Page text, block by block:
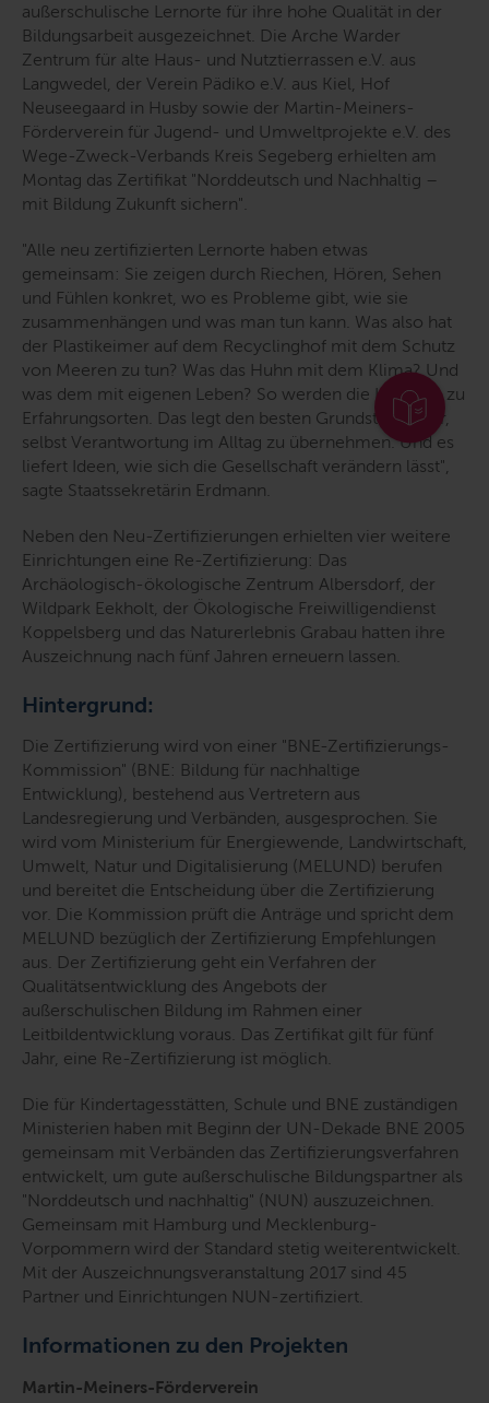
außerschulische Lernorte für ihre hohe Qualität in der
Bildungsarbeit ausgezeichnet. Die Arche Warder
Zentrum für alte Haus- und Nutztierrassen e.V. aus
Langwedel, der Verein Pädiko e.V. aus Kiel, Hof
Neuseegaard in Husby sowie der Martin-Meiners-
Förderverein für Jugend- und Umweltprojekte e.V. des
Wege-Zweck-Verbands Kreis Segeberg erhielten am
Montag das Zertifikat "Norddeutsch und Nachhaltig –
mit Bildung Zukunft sichern".
"Alle neu zertifizierten Lernorte haben etwas
gemeinsam: Sie zeigen durch Riechen, Hören, Sehen
und Fühlen konkret, wo es Probleme gibt, wie sie
zusammenhängen und was man tun kann. Was also hat
der Plastikeimer auf dem Recyclinghof mit dem Schutz
von Meeren zu tun? Was das Huhn mit dem Klima? Und
was dem mit eigenen Leben? So werden die Lernorte zu
Erfahrungsorten. Das legt den besten Grundstein dafür,
selbst Verantwortung im Alltag zu übernehmen. Und es
liefert Ideen, wie sich die Gesellschaft verändern lässt",
sagte Staatssekretärin Erdmann.
Neben den Neu-Zertifizierungen erhielten vier weitere
Einrichtungen eine Re-Zertifizierung: Das
Archäologisch-ökologische Zentrum Albersdorf, der
Wildpark Eekholt, der Ökologische Freiwilligendienst
Koppelsberg und das Naturerlebnis Grabau hatten ihre
Auszeichnung nach fünf Jahren erneuern lassen.
Hintergrund:
Die Zertifizierung wird von einer "BNE-Zertifizierungs-
Kommission" (BNE: Bildung für nachhaltige
Entwicklung), bestehend aus Vertretern aus
Landesregierung und Verbänden, ausgesprochen. Sie
wird vom Ministerium für Energiewende, Landwirtschaft,
Umwelt, Natur und Digitalisierung (MELUND) berufen
und bereitet die Entscheidung über die Zertifizierung
vor. Die Kommission prüft die Anträge und spricht dem
MELUND bezüglich der Zertifizierung Empfehlungen
aus. Der Zertifizierung geht ein Verfahren der
Qualitätsentwicklung des Angebots der
außerschulischen Bildung im Rahmen einer
Leitbildentwicklung voraus. Das Zertifikat gilt für fünf
Jahr, eine Re-Zertifizierung ist möglich.
Die für Kindertagesstätten, Schule und BNE zuständigen
Ministerien haben mit Beginn der UN-Dekade BNE 2005
gemeinsam mit Verbänden das Zertifizierungsverfahren
entwickelt, um gute außerschulische Bildungspartner als
"Norddeutsch und nachhaltig" (NUN) auszuzeichnen.
Gemeinsam mit Hamburg und Mecklenburg-
Vorpommern wird der Standard stetig weiterentwickelt.
Mit der Auszeichnungsveranstaltung 2017 sind 45
Partner und Einrichtungen NUN-zertifiziert.
Informationen zu den Projekten
Martin-Meiners-Förderverein